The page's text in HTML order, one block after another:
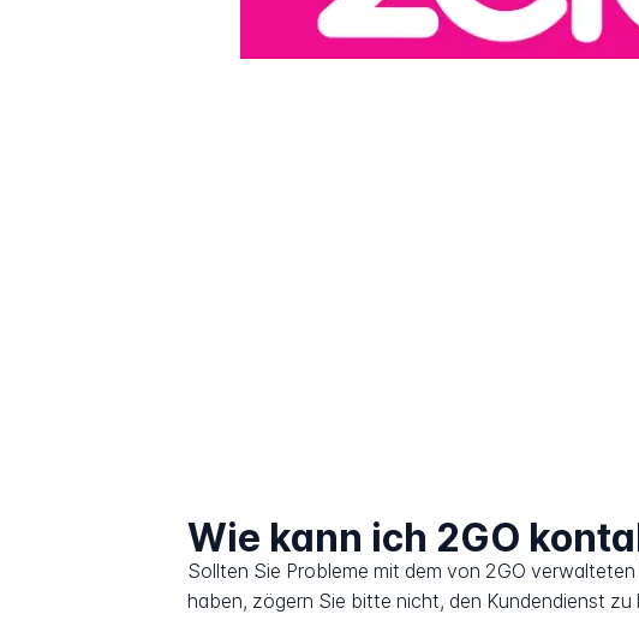
Wie kann ich 2GO
Sollten Sie Probleme mit dem von 2GO
haben, zögern Sie bitte nicht, den Kundendienst zu